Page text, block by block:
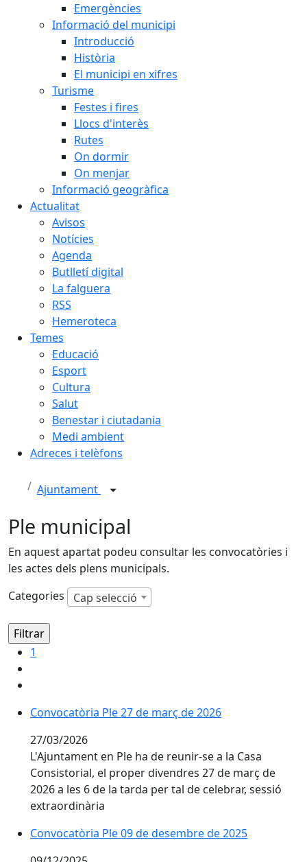
Emergències
Informació del municipi
Introducció
Història
El municipi en xifres
Turisme
Festes i fires
Llocs d'interès
Rutes
On dormir
On menjar
Informació geogràfica
Actualitat
Avisos
Notícies
Agenda
Butlletí digital
La falguera
RSS
Hemeroteca
Temes
Educació
Esport
Cultura
Salut
Benestar i ciutadania
Medi ambient
Adreces i telèfons
Ajuntament
Ple municipal
En aquest apartat podeu consultar les convocatòries i
les actes dels plens municipals.
Categories
Cap selecció
1
Convocatòria Ple 27 de març de 2026
27/03/2026
L'Ajuntament en Ple ha de reunir-se a la Casa
Consistorial, el proper divendres 27 de març de
2026 a les 6 de la tarda per tal de celebrar, sessió
extraordinària
Convocatòria Ple 09 de desembre de 2025